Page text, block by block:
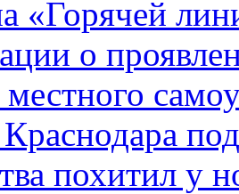
«Горячей
о
местного
похитил у